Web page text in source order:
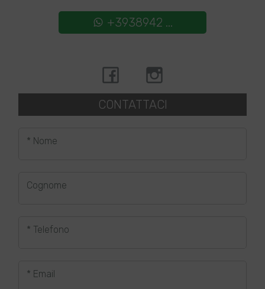
+3938942 ...
CONTATTACI
* Nome
Cognome
* Telefono
* Email